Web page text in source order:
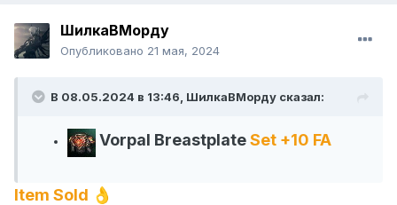
ШилкаВМорду
Опубликовано 21 мая, 2024
В 08.05.2024 в 13:46, ШилкаВМорду сказал:
Vorpal BreastplateSet +10 FA
Item Sold 👌